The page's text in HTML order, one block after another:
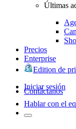
Últimas
Precios
Enterprise
Edition de
Iniciar sesión
Contáctanos
Hablar con el